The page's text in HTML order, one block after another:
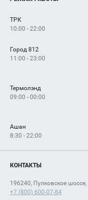
Как добраться
ТРК
10:00 - 22:00
Город 812
11:00 - 23:00
Термолэнд
09:00 - 00:00
Ашан
8:30 - 22:00
КОНТАКТЫ
196240, Пулковское шоссе,
+7 (800) 600-07-84